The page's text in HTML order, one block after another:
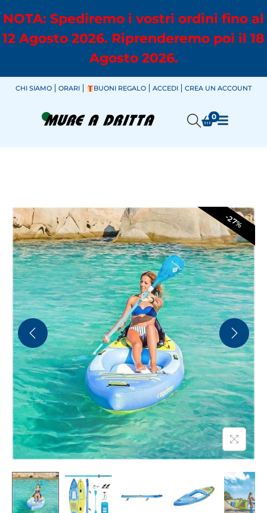
NOTA: Spediremo i vostri ordini fino al
12 Agosto 2026. Riprenderemo poi il 18
Agosto 2026.
CHI SIAMO ORARI BUONI REGALO ACCEDI CREA UN ACCOUNT
0
-27%